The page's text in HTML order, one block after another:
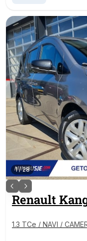
1/28
Renault
1.3 TCe / NAVI /